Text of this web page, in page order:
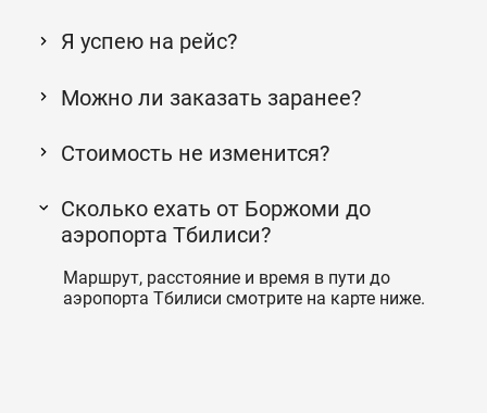
Я успею на рейс?
Можно ли заказать заранее?
Стоимость не изменится?
Сколько ехать от Боржоми до
аэропорта Тбилиси?
Маршрут, расстояние и время в пути до
аэропорта Тбилиси смотрите на карте ниже.